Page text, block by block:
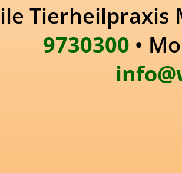
Tierheilpraxis
9730300 •